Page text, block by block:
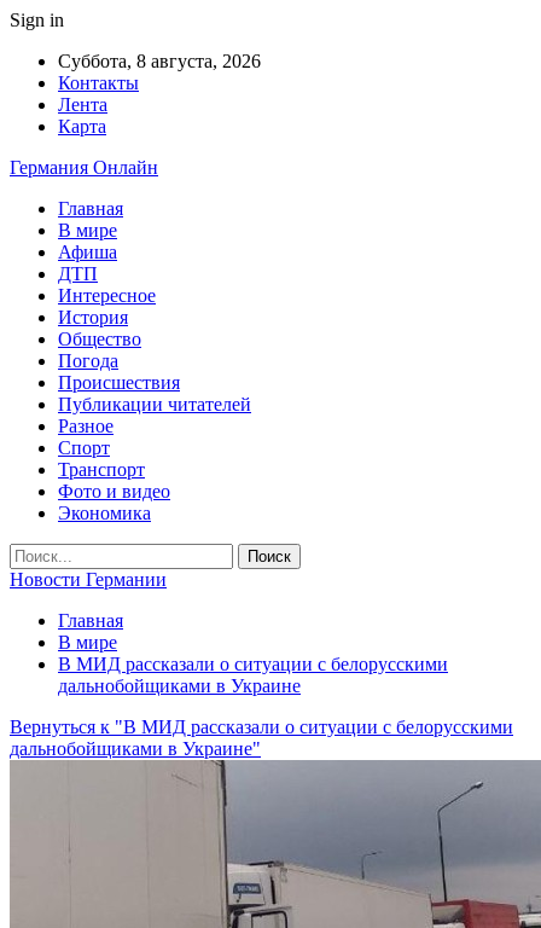
Sign in
Суббота, 8 августа, 2026
Контакты
Лента
Карта
Германия Онлайн
Главная
В мире
Афиша
ДТП
Интересное
История
Общество
Погода
Происшествия
Публикации читателей
Разное
Спорт
Транспорт
Фото и видео
Экономика
Новости Германии
Главная
В мире
В МИД рассказали о ситуации с белорусскими
дальнобойщиками в Украине
Вернуться к "В МИД рассказали о ситуации с белорусскими
дальнобойщиками в Украине"